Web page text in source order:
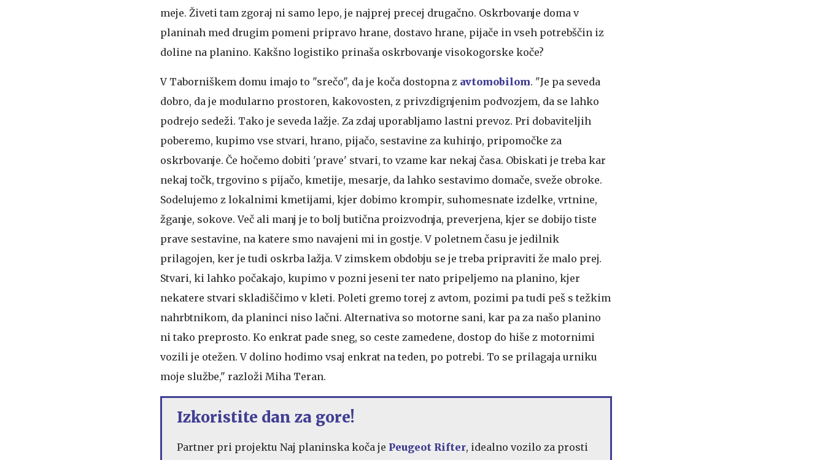
meje. Živeti tam zgoraj ni samo lepo, je najprej precej drugačno. Oskrbovanje doma v
planinah med drugim pomeni pripravo hrane, dostavo hrane, pijače in vseh potrebščin iz
doline na planino. Kakšno logistiko prinaša oskrbovanje visokogorske koče?
V Taborniškem domu imajo to "srečo", da je koča dostopna z avtomobilom. "Je pa seveda
dobro, da je modularno prostoren, kakovosten, z privzdignjenim podvozjem, da se lahko
podrejo sedeži. Tako je seveda lažje. Za zdaj uporabljamo lastni prevoz. Pri dobaviteljih
poberemo, kupimo vse stvari, hrano, pijačo, sestavine za kuhinjo, pripomočke za
oskrbovanje. Če hočemo dobiti 'prave' stvari, to vzame kar nekaj časa. Obiskati je treba kar
nekaj točk, trgovino s pijačo, kmetije, mesarje, da lahko sestavimo domače, sveže obroke.
Sodelujemo z lokalnimi kmetijami, kjer dobimo krompir, suhomesnate izdelke, vrtnine,
žganje, sokove. Več ali manj je to bolj butična proizvodnja, preverjena, kjer se dobijo tiste
prave sestavine, na katere smo navajeni mi in gostje. V poletnem času je jedilnik
prilagojen, ker je tudi oskrba lažja. V zimskem obdobju se je treba pripraviti že malo prej.
Stvari, ki lahko počakajo, kupimo v pozni jeseni ter nato pripeljemo na planino, kjer
nekatere stvari skladiščimo v kleti. Poleti gremo torej z avtom, pozimi pa tudi peš s težkim
nahrbtnikom, da planinci niso lačni. Alternativa so motorne sani, kar pa za našo planino
ni tako preprosto. Ko enkrat pade sneg, so ceste zamedene, dostop do hiše z motornimi
vozili je otežen. V dolino hodimo vsaj enkrat na teden, po potrebi. To se prilagaja urniku
moje službe," razloži Miha Teran.
Izkoristite dan za gore!
Partner pri projektu Naj planinska koča je Peugeot Rifter, idealno vozilo za prosti